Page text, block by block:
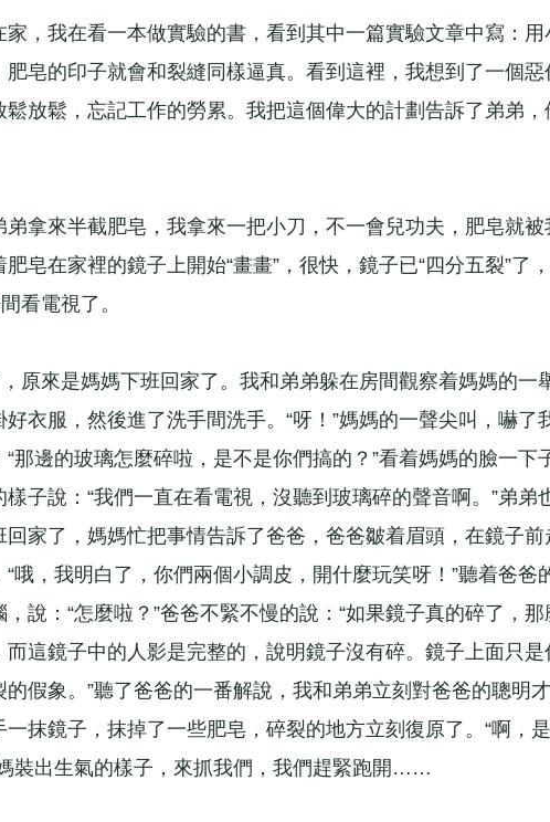
我在看一本做實驗的書，看到其中一篇實驗文章中寫：用
皂的印子就會和裂縫同樣逼真。看到這裡，我想到了一個惡
放鬆，忘記工作的勞累。我把這個偉大的計劃告訴了弟弟，
來半截肥皂，我拿來一把小刀，不一會兒功夫，肥皂就被
皂在家裡的鏡子上開始“畫畫”，很快，鏡子已“四分五裂”了
間看電視了。
來是媽媽下班回家了。我和弟弟躲在房間觀察着媽媽的一
衣服，然後進了洗手間洗手。“呀！”媽媽的一聲尖叫，嚇了
那邊的玻璃怎麼碎啦，是不是你們搞的？”看着媽媽的臉一下
子說：“我們一直在看電視，沒聽到玻璃碎的聲音啊。”弟弟
家了，媽媽忙把事情告訴了爸爸，爸爸皺着眉頭，在鏡子前
哦，我明白了，你們兩個小調皮，開什麼玩笑呀！”聽着爸爸
：“怎麼啦？”爸爸不緊不慢的說：“如果鏡子真的碎了，那
這鏡子中的人影是完整的，說明鏡子沒有碎。鏡子上面只是
假象。”聽了爸爸的一番解說，我和弟弟立刻對爸爸的聰明
抹鏡子，抹掉了一些肥皂，碎裂的地方立刻復原了。“啊，
裝出生氣的樣子，來抓我們，我們趕緊跑開……